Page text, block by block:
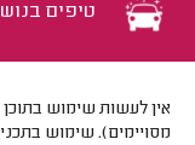
טיפים
אין לעשות שימוש
מסויימים). שימוש